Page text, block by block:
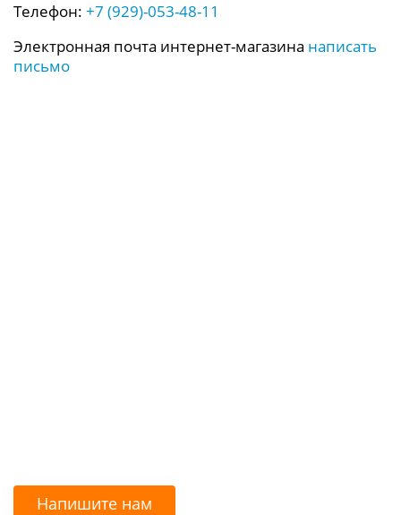
Телефон: +7 (929)-053-48-11
Электронная почта интернет-магазина написать
письмо
Напишите нам